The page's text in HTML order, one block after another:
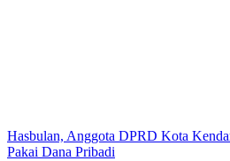
Hasbulan, Anggota DPRD Kota
Pakai Dana Pribadi